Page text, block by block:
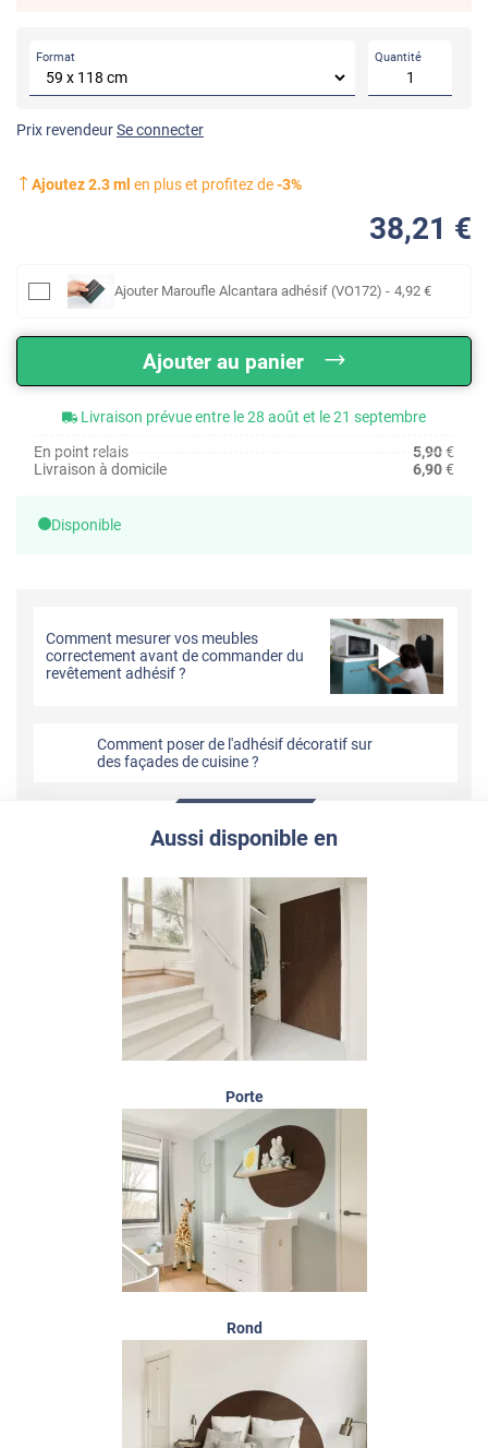
Format Quantité
Prix revendeurSe connecter
Ajoutez2.3ml en plus et profitez de-3%
38,21 €
Ajouter Maroufle Alcantara adhésif (VO172) - 4,92 €
Ajouter au panier
Livraison prévue entre le 28 août et le 21 septembre
En point relais
5,90€
Livraison à domicile
6,90€
Disponible
Comment mesurer vos meubles
correctement avant de commander du
revêtement adhésif ?
Comment poser de l'adhésif décoratif sur
des façades de cuisine ?
Aussi disponible en
Porte
Rond